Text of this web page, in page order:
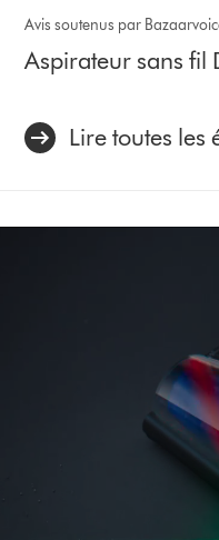
Avis soutenus par
Aspirateur sans fil
Lire toutes les